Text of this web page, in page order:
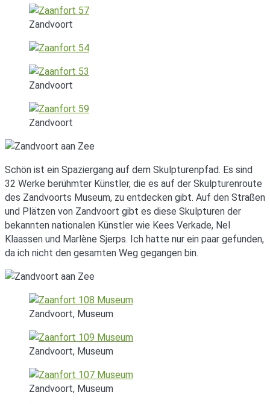
Zandvoort
Zandvoort
Zandvoort
Schön ist ein Spaziergang auf dem Skulpturenpfad. Es sind
32 Werke berühmter Künstler, die es auf der Skulpturenroute
des Zandvoorts Museum, zu entdecken gibt. Auf den Straßen
und Plätzen von Zandvoort gibt es diese Skulpturen der
bekannten nationalen Künstler wie Kees Verkade, Nel
Klaassen und Marlène Sjerps. Ich hatte nur ein paar gefunden,
da ich nicht den gesamten Weg gegangen bin.
Zandvoort, Museum
Zandvoort, Museum
Zandvoort, Museum